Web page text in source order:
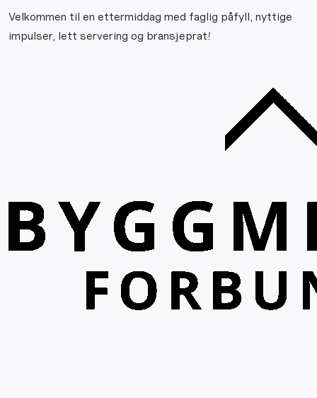
Velkommen til en ettermiddag med faglig påfyll, nyttige
impulser, lett servering og bransjeprat!